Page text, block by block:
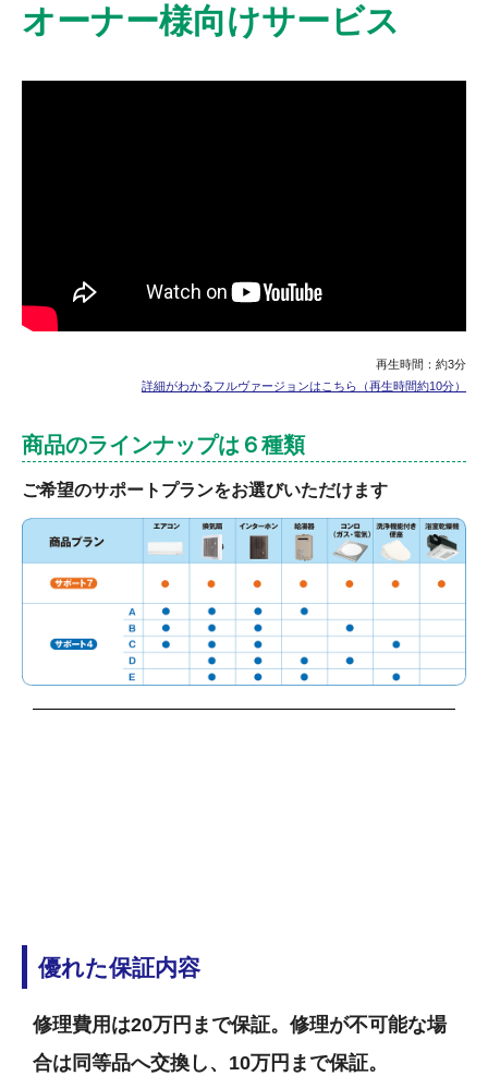
オーナー様向けサービス
再生時間：約3分
詳細がわかるフルヴァージョンはこちら（再生時間約10分）
商品のラインナップは６種類
ご希望のサポートプランをお選びいただけます
優れた保証内容
修理費用は20万円まで保証。修理が不可能な場
合は同等品へ交換し、10万円まで保証。